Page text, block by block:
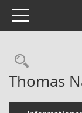
Toggle navigation
Thomas